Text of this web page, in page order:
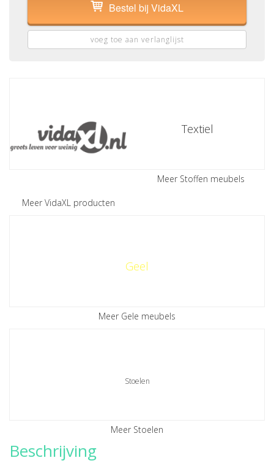
Bestel bij VidaXL
voeg toe aan verlanglijst
Meer VidaXL producten
Textiel
Meer Stoffen meubels
Geel
Meer Gele meubels
Stoelen
Meer Stoelen
Beschrijving